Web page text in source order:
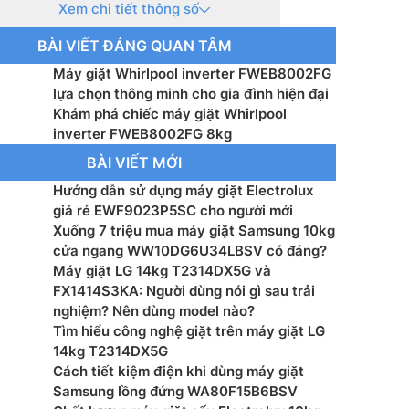
nghệ Inverter
cơ:Truyền động gián tiếp (dây Curoa)
giặt:Công nghệ cảm biến thông minh 6th
Wash – Chương trình giặt sát khuẩn loại bỏ vi
sấy:Không có
sử dụng điện:11.5 Wh/kg
vắt tối đa:1200 vòng/phút
lồng giặt:Thép không gỉ
vỏ máy:Kim loại sơn tĩnh điện
nắp máy:Mạ chrome
Xem chi tiết thông số
BÀI VIẾT ĐÁNG QUAN TÂM
Máy giặt Whirlpool inverter FWEB8002FG
lựa chọn thông minh cho gia đình hiện đại
Khám phá chiếc máy giặt Whirlpool
inverter FWEB8002FG 8kg
BÀI VIẾT MỚI
Hướng dẫn sử dụng máy giặt Electrolux
giá rẻ EWF9023P5SC cho người mới
Xuống 7 triệu mua máy giặt Samsung 10kg
cửa ngang WW10DG6U34LBSV có đáng?
Máy giặt LG 14kg T2314DX5G và
FX1414S3KA: Người dùng nói gì sau trải
nghiệm? Nên dùng model nào?
Tìm hiểu công nghệ giặt trên máy giặt LG
14kg T2314DX5G
Cách tiết kiệm điện khi dùng máy giặt
Samsung lồng đứng WA80F15B6BSV